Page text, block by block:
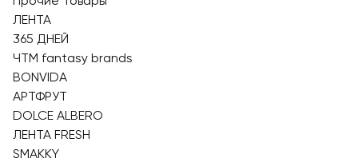
ЛЕНТА
365 ДНЕЙ
ЧТМ fantasy brands
BONVIDA
АРТФРУТ
DOLCE ALBERO
ЛЕНТА FRESH
SMAKKY